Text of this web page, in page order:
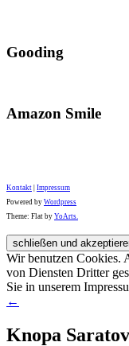
Gooding
Amazon Smile
Kontakt Impressum
Powered by Wordpress
Theme: Flat by YoArts.
Wir benutzen Cookies.
von Diensten Dritter
Sie in unserem
←
Knopa Saratov